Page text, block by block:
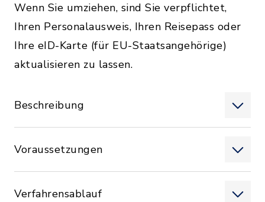
Wenn Sie umziehen, sind Sie verpflichtet,
Ihren Personalausweis, Ihren Reisepass oder
Ihre eID-Karte (für EU-Staatsangehörige)
aktualisieren zu lassen.
Beschreibung
Voraussetzungen
Verfahrensablauf